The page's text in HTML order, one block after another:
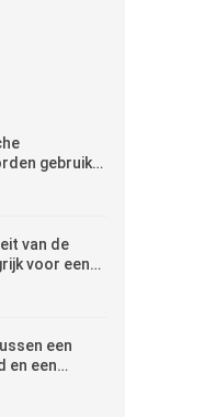
gebruikt
van de
voor een
een
en een